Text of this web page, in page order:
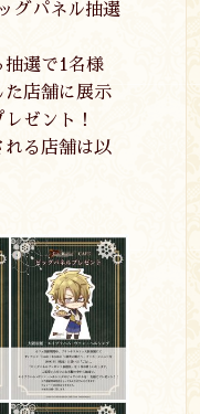
グパネル抽選
抽選で1 名様
た店舗に展示
ゼント！
れる店舗は以